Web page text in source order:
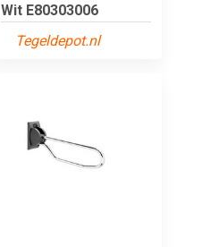
Wit E80303006
Tegeldepot.nl